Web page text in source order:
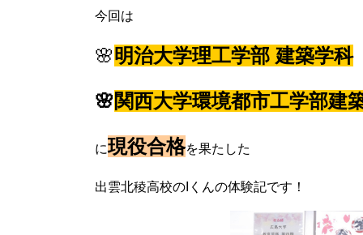
今回は
🌸明治大学理工学部 建築学科
🌸関西大学環境都市工学部建
に現役合格を果たした
出雲北稜高校のIくんの体験記です！